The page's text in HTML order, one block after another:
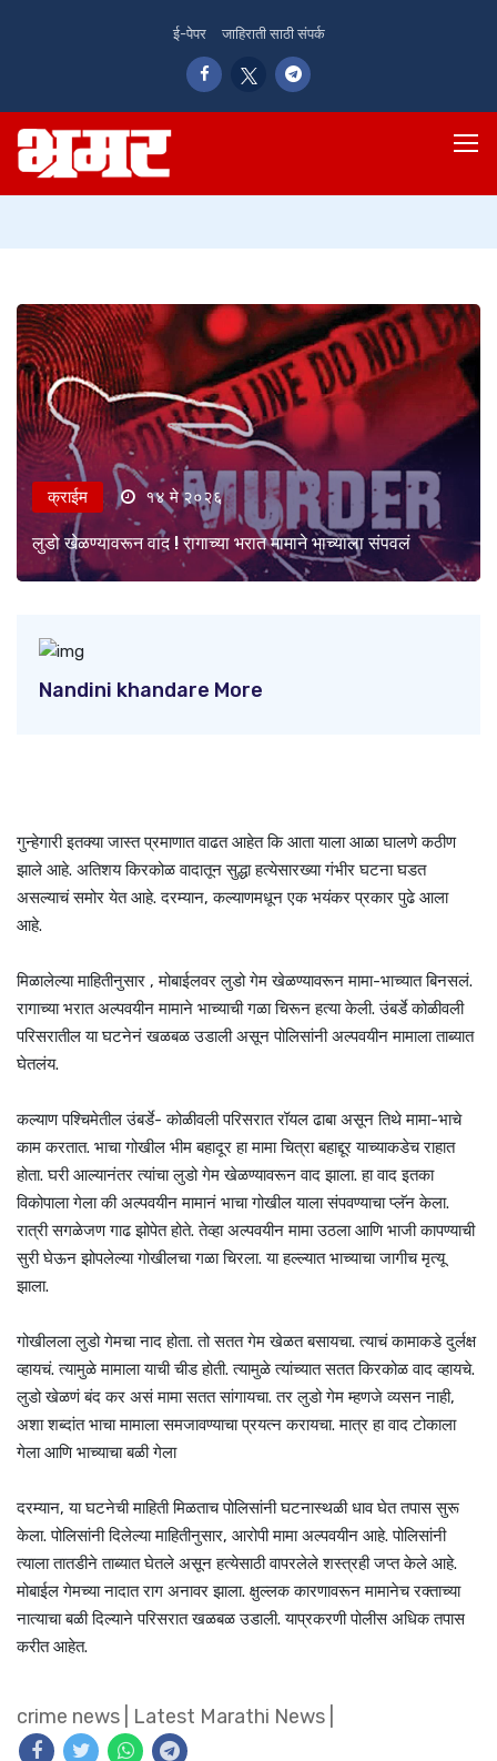
ई-पेपर जाहिराती साठी संपर्क
क्राईम १४ मे २०२६
लुडो खेळण्यावरून वाद ! रागाच्या भरात मामाने भाच्याला संपवलं
Nandini khandare More
गुन्हेगारी इतक्या जास्त प्रमाणात वाढत आहेत कि आता याला आळा घालणे कठीण
झाले आहे. अतिशय किरकोळ वादातून सुद्धा हत्येसारख्या गंभीर घटना घडत
असल्याचं समोर येत आहे. दरम्यान, कल्याणमधून एक भयंकर प्रकार पुढे आला
आहे.
मिळालेल्या माहितीनुसार , मोबाईलवर लुडो गेम खेळण्यावरून मामा-भाच्यात बिनसलं.
रागाच्या भरात अल्पवयीन मामाने भाच्याची गळा चिरून हत्या केली. उंबर्डे कोळीवली
परिसरातील या घटनेनं खळबळ उडाली असून पोलिसांनी अल्पवयीन मामाला ताब्यात
घेतलंय.
कल्याण पश्चिमेतील उंबर्डे- कोळीवली परिसरात रॉयल ढाबा असून तिथे मामा-भाचे
काम करतात. भाचा गोखील भीम बहादूर हा मामा चित्रा बहाद्दूर याच्याकडेच राहात
होता. घरी आल्यानंतर त्यांचा लुडो गेम खेळण्यावरून वाद झाला. हा वाद इतका
विकोपाला गेला की अल्पवयीन मामानं भाचा गोखील याला संपवण्याचा प्लॅन केला.
रात्री सगळेजण गाढ झोपेत होते. तेव्हा अल्पवयीन मामा उठला आणि भाजी कापण्याची
सुरी घेऊन झोपलेल्या गोखीलचा गळा चिरला. या हल्ल्यात भाच्याचा जागीच मृत्यू
झाला.
गोखीलला लुडो गेमचा नाद होता. तो सतत गेम खेळत बसायचा. त्याचं कामाकडे दुर्लक्ष
व्हायचं. त्यामुळे मामाला याची चीड होती. त्यामुळे त्यांच्यात सतत किरकोळ वाद व्हायचे.
लुडो खेळणं बंद कर असं मामा सतत सांगायचा. तर लुडो गेम म्हणजे व्यसन नाही,
अशा शब्दांत भाचा मामाला समजावण्याचा प्रयत्न करायचा. मात्र हा वाद टोकाला
गेला आणि भाच्याचा बळी गेला
दरम्यान, या घटनेची माहिती मिळताच पोलिसांनी घटनास्थळी धाव घेत तपास सुरू
केला. पोलिसांनी दिलेल्या माहितीनुसार, आरोपी मामा अल्पवयीन आहे. पोलिसांनी
त्याला तातडीने ताब्यात घेतले असून हत्येसाठी वापरलेले शस्त्रही जप्त केले आहे.
मोबाईल गेमच्या नादात राग अनावर झाला. क्षुल्लक कारणावरून मामानेच रक्ताच्या
नात्याचा बळी दिल्याने परिसरात खळबळ उडाली. याप्रकरणी पोलीस अधिक तपास
करीत आहेत.
crime news Latest Marathi News